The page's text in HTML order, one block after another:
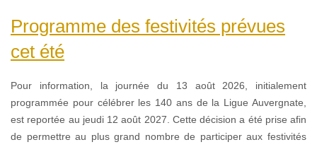
Programme des festivités prévues
cet été
Pour information, la journée du 13 août 2026, initialement
programmée pour célébrer les 140 ans de la Ligue Auvergnate,
est reportée au jeudi 12 août 2027. Cette décision a été prise afin
de permettre au plus grand nombre de participer aux festivités